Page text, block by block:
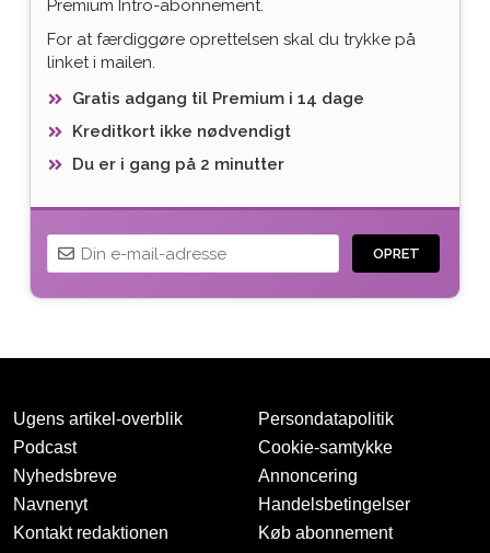
Premium Intro-abonnement.
For at færdiggøre oprettelsen skal du trykke på
linket i mailen.
Gratis adgang til Premium i 14 dage
Kreditkort ikke nødvendigt
Du er i gang på 2 minutter
OPRET
Tak for oprettelsen
Ugens artikel-overblik
Podcast
Nyhedsbreve
Navnenyt
Kontakt redaktionen
Persondatapolitik
Cookie-samtykke
Annoncering
Handelsbetingelser
Køb abonnement